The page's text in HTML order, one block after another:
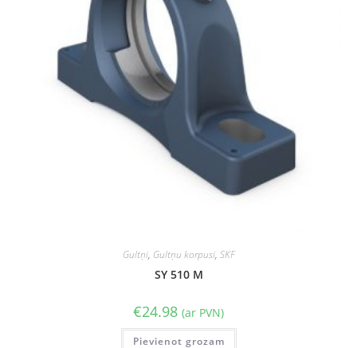
Gultņi, Gultņu korpusi, SKF
SY 510 M
€24.98 (ar PVN)
Pievienot grozam